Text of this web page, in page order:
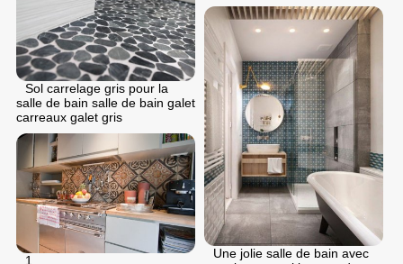
Sol carrelage gris pour la
salle de bain salle de bain galet
carreaux galet gris
Une jolie salle de bain avec
1